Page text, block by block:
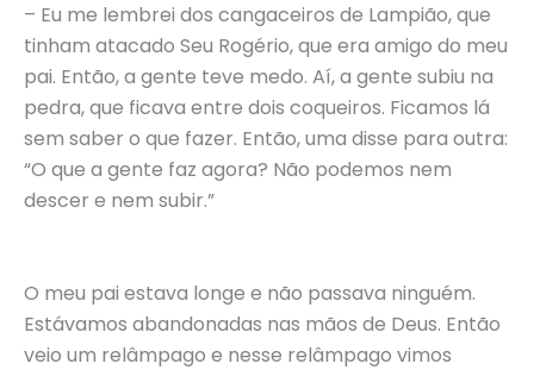
– Eu me lembrei dos cangaceiros de Lampião, que
tinham atacado Seu Rogério, que era amigo do meu
pai. Então, a gente teve medo. Aí, a gente subiu na
pedra, que ficava entre dois coqueiros. Ficamos lá
sem saber o que fazer. Então, uma disse para outra:
“O que a gente faz agora? Não podemos nem
descer e nem subir.”
O meu pai estava longe e não passava ninguém.
Estávamos abandonadas nas mãos de Deus. Então
veio um relâmpago e nesse relâmpago vimos